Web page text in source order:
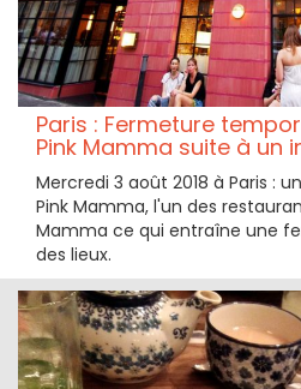
Paris : Fermeture
Pink Mamma suite à un
Mercredi 3 août 2018 à Paris :
Pink Mamma, l'un des
Mamma ce qui entraîne une
des lieux.